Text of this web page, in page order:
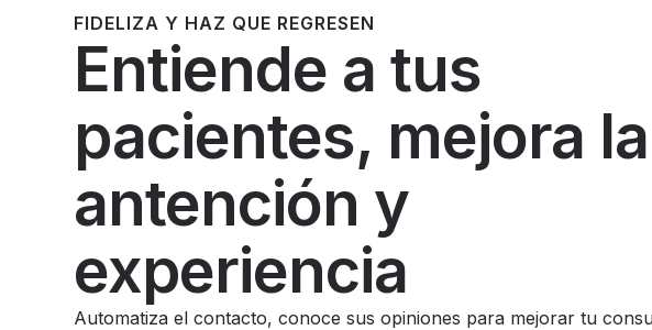
FIDELIZA Y HAZ QUE REGRESEN
Entiende a tus
pacientes, mejora la
antención y
experiencia
Automatiza el contacto, conoce sus opiniones para mejorar tu